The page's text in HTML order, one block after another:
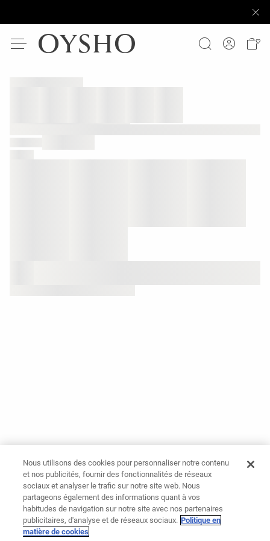
Nous utilisons des cookies pour personnaliser notre contenu
et nos publicités, fournir des fonctionnalités de réseaux
sociaux et analyser le trafic sur notre site web. Nous
partageons également des informations quant à vos
habitudes de navigation sur notre site avec nos partenaires
publicitaires, d'analyse et de réseaux sociaux. Politique en
matière de cookies